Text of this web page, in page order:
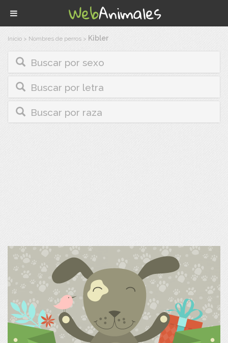
Inicio > Nombres de perros > Kibler
Buscar por sexo
Buscar por letra
Buscar por raza